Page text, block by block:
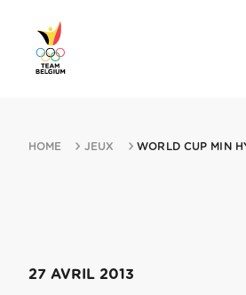
HOME JEUX
27 AVRIL 2013